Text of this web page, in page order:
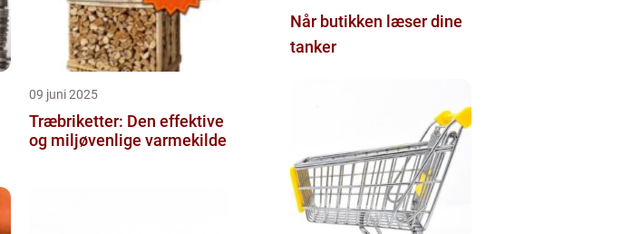
09 juni 2025
Træbriketter: Den effektive
og miljøvenlige varmekilde
Når butikken læser dine
tanker